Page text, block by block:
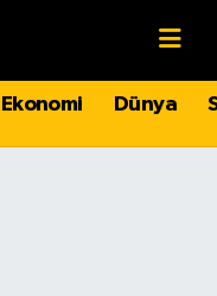
Ekonomi Dünya